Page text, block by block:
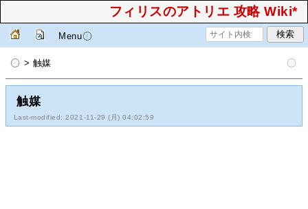
フィリスのアトリエ 攻略 Wiki*
Menu
> 触媒
触媒
Last-modified: 2021-11-29 (月) 04:02:59